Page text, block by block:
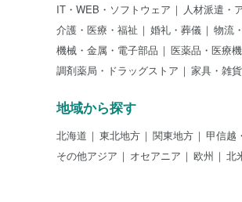
IT・WEB・ソフトウェア 人材派遣・
介護・医療・福祉
婚礼・葬儀 物流
機械・金属・電子部品
医薬品・医療
調剤薬局・ドラッグストア
家具・雑貨
地域から探す
北海道 東北地方 関東地方 甲信越
その他アジア
オセアニア 欧州 北